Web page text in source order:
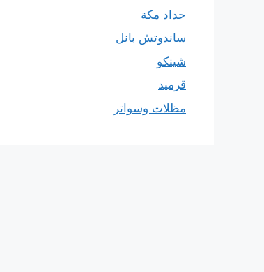
حداد مكة
ساندوتش بانل
شينكو
قرميد
مظلات وسواتر